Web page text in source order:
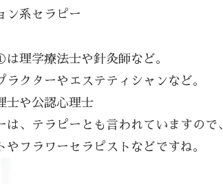
ン系セラピー
理学療法士や針灸師など。
クターやエステティシャンなど。
士や公認心理士
は、テラピーとも言われていますの
やフラワーセラピストなどですね。